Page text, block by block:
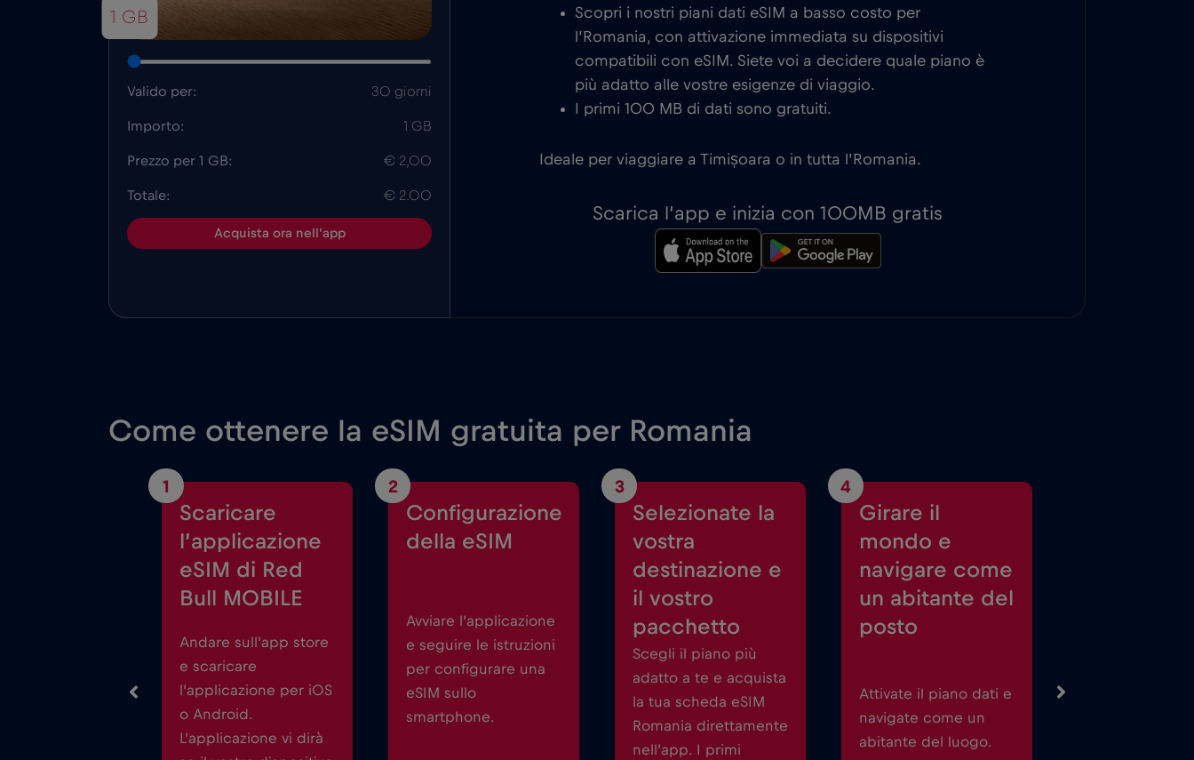
1 GB
Valido per: 30 giorni
Importo: 1 GB
Prezzo per 1 GB: € 2,00
Totale: € 2.00
Acquista ora nell'app
Scopri i nostri piani dati eSIM a basso costo per
l’Romania, con attivazione immediata su dispositivi
compatibili con eSIM. Siete voi a decidere quale piano è
più adatto alle vostre esigenze di viaggio.
I primi 100 MB di dati sono gratuiti.
Ideale per viaggiare a Timișoara o in tutta l’Romania.
Scarica l’app e inizia con 100MB gratis
Come ottenere la eSIM gratuita per Romania
1
Scaricare
l’applicazione
eSIM di Red
Bull MOBILE
Andare sull’app store
e scaricare
l’applicazione per iOS
o Android.
L’applicazione vi dirà
2
Configurazione
della eSIM
Avviare l’applicazione
e seguire le istruzioni
per configurare una
eSIM sullo
smartphone.
3
Selezionate la
vostra
destinazione e
il vostro
pacchetto
Scegli il piano più
adatto a te e acquista
la tua scheda eSIM
Romania direttamente
nell’app. I primi
4
Girare il
mondo e
navigare come
un abitante del
posto
Attivate il piano dati e
navigate come un
abitante del luogo.